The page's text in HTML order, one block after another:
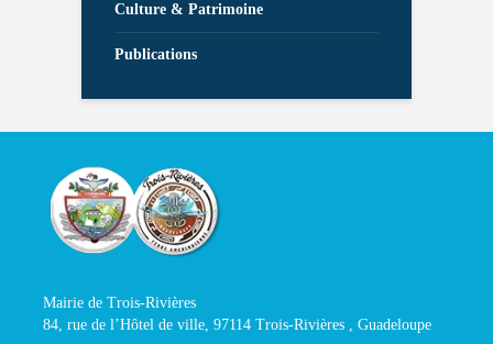
Culture & Patrimoine
Publications
Mairie de Trois-Rivières
84, rue de l’Hôtel de ville, 97114 Trois-Rivières , Guadeloupe